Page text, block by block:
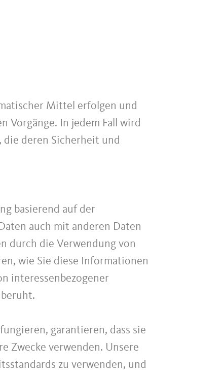
Mittel erfolgen und
Vorgänge. In jedem Fall wird
deren Sicherheit und
basierend auf der
auch mit anderen Daten
durch die Verwendung von
wie Sie diese Informationen
interessenbezogener
garantieren, dass sie
Zwecke verwenden. Unsere
zu verwenden, und